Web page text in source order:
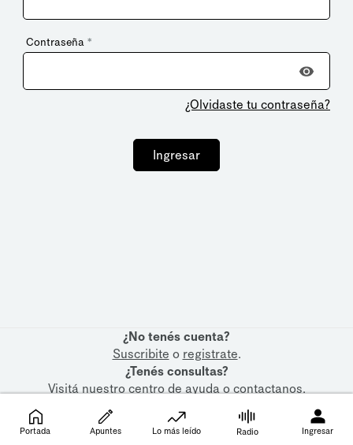
Contraseña *
¿Olvidaste tu contraseña?
Ingresar
¿No tenés cuenta?
Suscribite o registrate.
¿Tenés consultas?
Visitá nuestrocentro de ayudaocontactanos.
Portada Apuntes Lo más leído Radio Ingresar